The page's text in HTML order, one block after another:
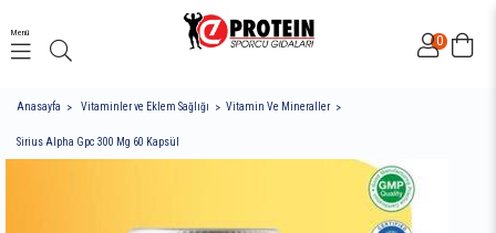
0
Menü
Anasayfa Vitaminler ve Eklem Sağlığı Vitamin Ve Mineraller
Sirius Alpha Gpc 300 Mg 60 Kapsül